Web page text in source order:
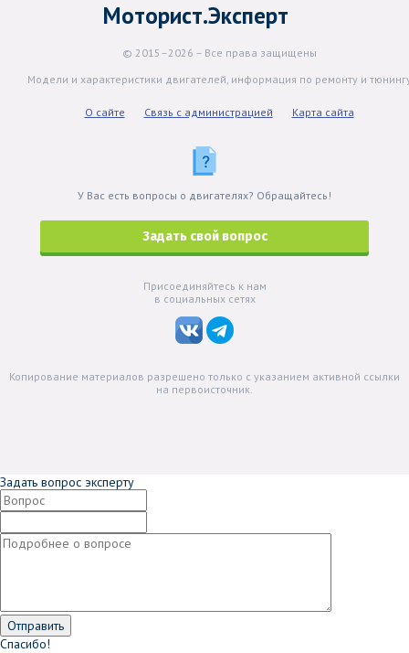
Моторист.Эксперт
© 2015–2026 – Все права защищены
Модели и характеристики двигателей, информация по ремонту и
О сайте Связь с администрацией Карта сайта
У Вас есть вопросы о двигателях? Обращайтесь!
Задать свой вопрос
Присоединяйтесь к нам
в социальных сетях
Копирование материалов разрешено только с указанием активной ссылки
на первоисточник.
Задать вопрос эксперту
Спасибо!